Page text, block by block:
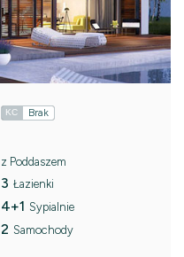
KC Brak
z Poddaszem
3 Łazienki
4+1 Sypialnie
2 Samochody